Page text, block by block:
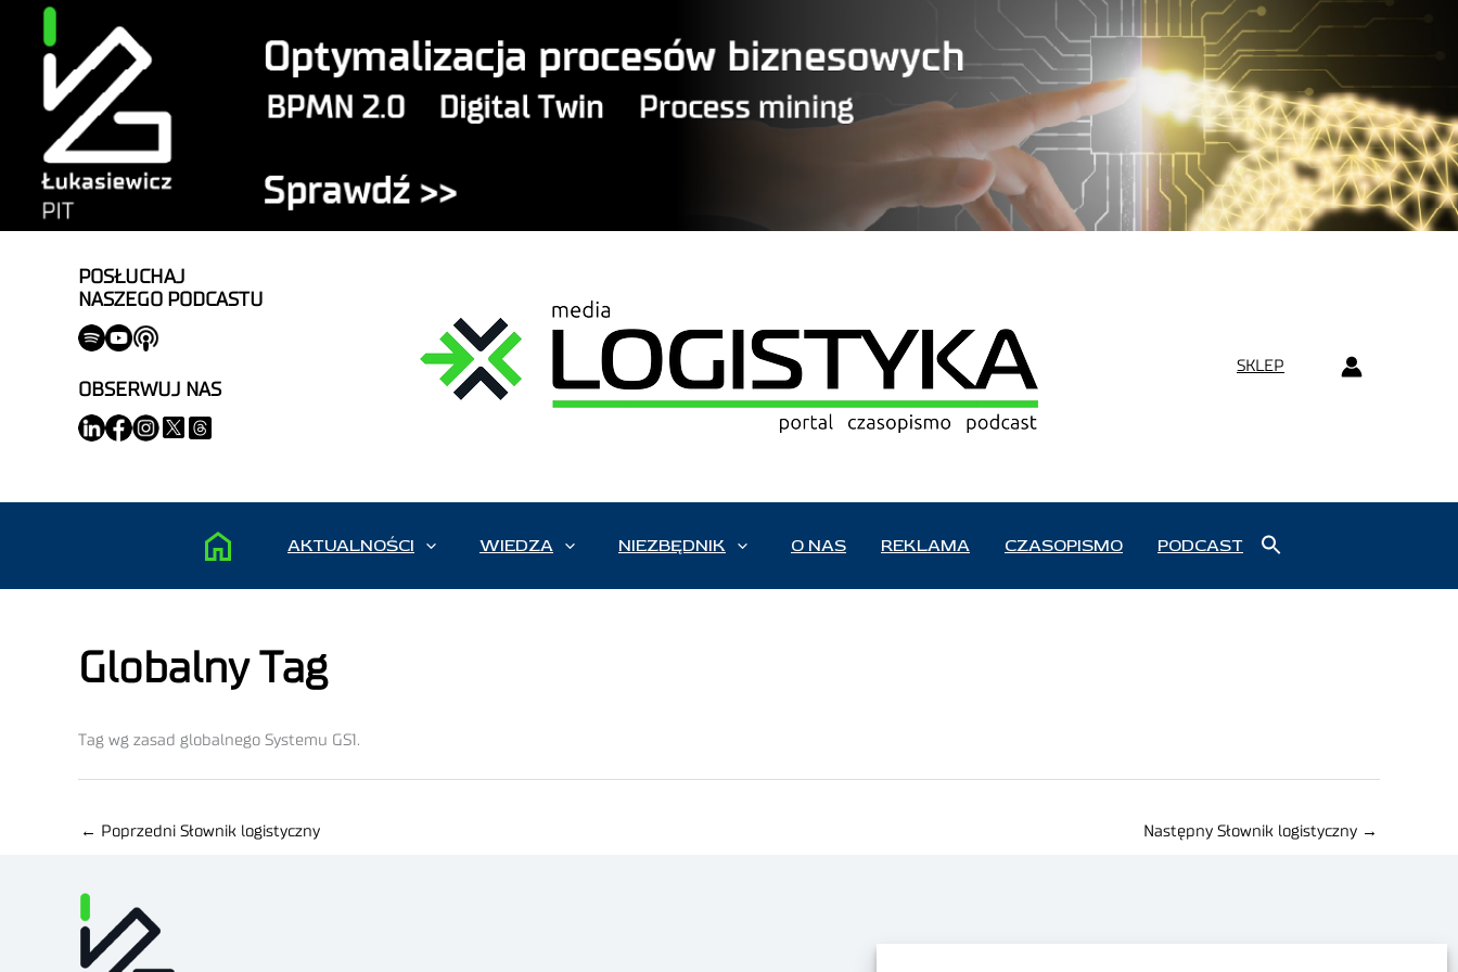
POSŁUCHAJ
NASZEGO PODCASTU
OBSERWUJ NAS
SKLEP
AKTUALNOŚCI WIEDZA NIEZBĘDNIK O NAS REKLAMA CZASOPISMO PODCAST
Globalny Tag
Tag wg zasad globalnego Systemu GS1.
← Poprzedni Słownik logistyczny Następny Słownik logistyczny →